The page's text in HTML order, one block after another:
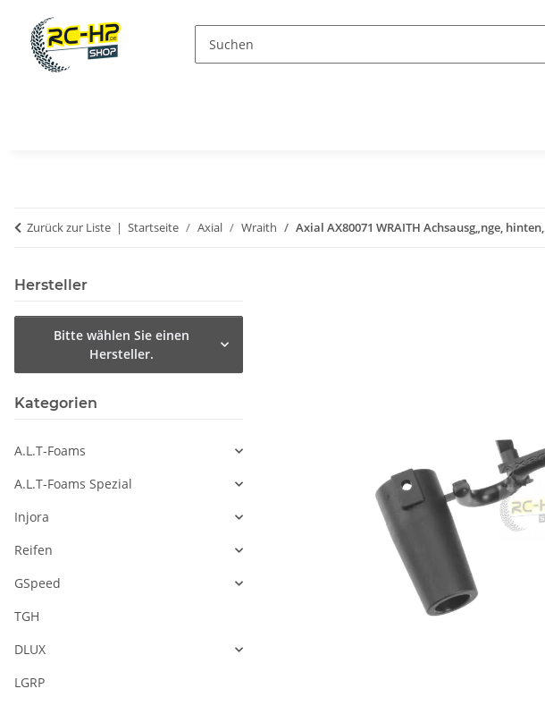
Zurück zur Liste Startseite Axial Wraith Axial AX80071 WRAITH Achsausg„nge, hinten,
Hersteller
Bitte wählen Sie einen
Hersteller.
Kategorien
A.L.T-Foams
A.L.T-Foams Spezial
Injora
Reifen
GSpeed
TGH
DLUX
LGRP